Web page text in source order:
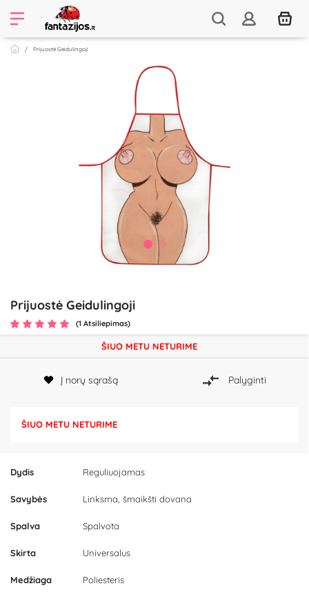
Prijuostė Geidulingoji
Prijuostė Geidulingoji
(1 Atsiliepimas)
Dydis Reguliuojamas
Savybės Linksma, šmaikšti dovana
Spalva Spalvota
Skirta Universalus
Medžiaga Poliesteris
ŠIUO METU NETURIME
Į norų sąrašą Palyginti
ŠIUO METU NETURIME